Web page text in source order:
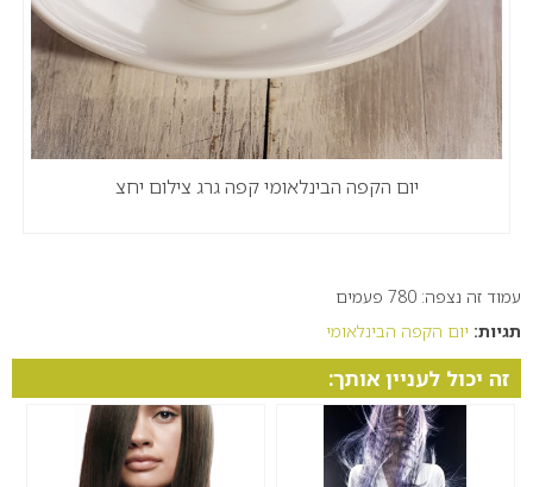
יום הקפה הבינלאומי קפה גרג צילום יחצ
עמוד זה נצפה: 780 פעמים
תגיות: יום הקפה הבינלאומי
זה יכול לעניין אותך: